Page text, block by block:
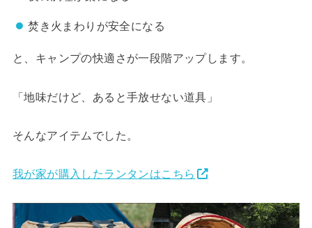
焚き火まわりが安全になる
と、キャンプの快適さが一段階アップします。
「地味だけど、あると手放せない道具」
そんなアイテムでした。
我が家が購入したランタンはこちら